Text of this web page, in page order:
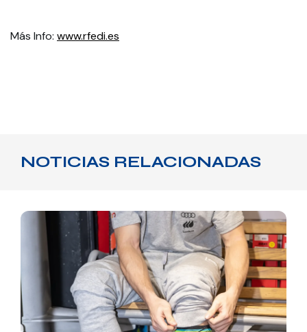
Más Info: www.rfedi.es
NOTICIAS RELACIONADAS